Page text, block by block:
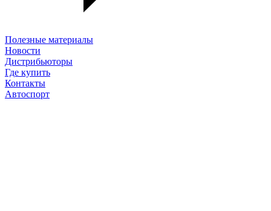
Полезные материалы
Новости
Дистрибьюторы
Где купить
Контакты
Автоспорт